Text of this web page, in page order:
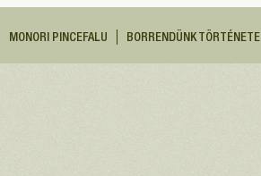
MONORI PINCEFALU BORRENDÜNK TÖRTÉNETE